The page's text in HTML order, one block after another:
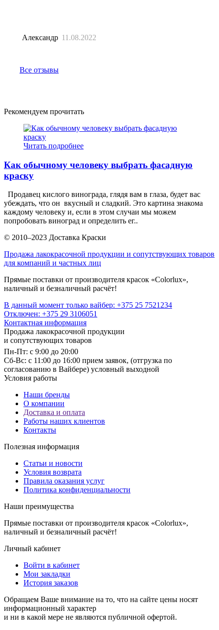
Александр 11.08.2022
Все отзывы
Рекомендуем прочитать
Читать подробнее
Как обычному человеку выбрать фасадную
краску
Продавец кислого винограда, глядя вам в глаза, будет вас
убеждать, что он вкусный и сладкий. Это картина знакома
каждому человеку и, если в этом случаи мы можем
попробовать виноград и определить ег..
© 2010–2023 Доставка Краски
Продажа лакокрасочной продукции и сопутствующих товаров
для компаний и частных лиц
Прямые поставки от производителя красок «Colorlux»,
наличный и безналичный расчёт!
В данный момент только вайбер: +375 25 7521234
Отключен: +375 29 3106051
Контактная информация
Продажа лакокрасочной продукции
и сопутствующих товаров
Пн-Пт: с 9:00 до 20:00
Cб-Вс: с 11:00 до 16:00 прием заявок, (отгрузка по
согласованию в Вайбере) условный выходной
Условия работы
Наши бренды
О компании
Доставка и оплата
Работы наших клиентов
Контакты
Полезная информация
Статьи и новости
Условия возврата
Правила оказания услуг
Политика конфиденциальности
Наши преимущества
Прямые поставки от производителя красок «Colorlux»,
наличный и безналичный расчёт!
Личный кабинет
Войти в кабинет
Мои закладки
История заказов
Обращаем Ваше внимание на то, что на сайте цены носят
информационный характер
и ни в какой мере не являются публичной офертой.